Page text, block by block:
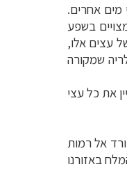
מים אחרים.
בשפע
עצים אלו,
שמקורה
(!) מיני שיטים. המרכיב המאפיין את כל עצי
אל רמות
בתוכו. בעוד שים המלח באזורנו